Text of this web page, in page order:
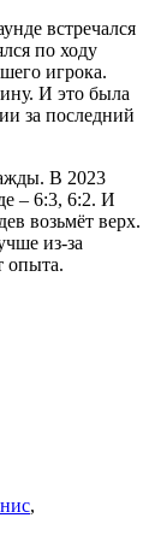
встречался
по ходу
игрока.
И это была
за последний
В 2023
– 6:3, 6:2. И
возьмёт верх.
из-за
опыта.
,